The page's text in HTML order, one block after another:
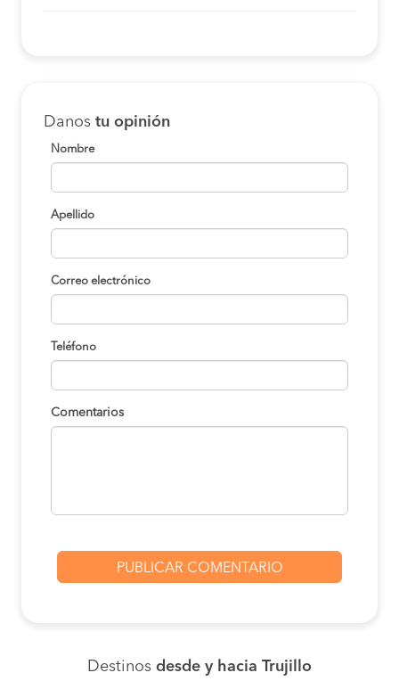
Danos tu opinión
Nombre
Apellido
Correo electrónico
Teléfono
Comentarios
Destinos desde y hacia Trujillo